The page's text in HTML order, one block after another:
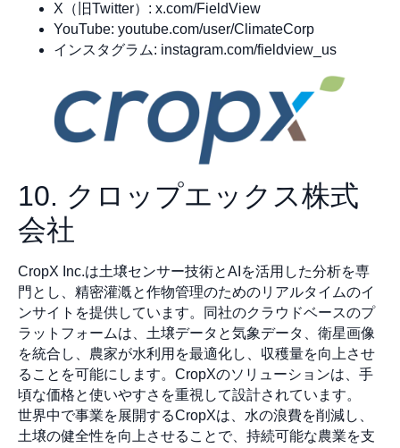
X（旧Twitter）: x.com/FieldView
YouTube: youtube.com/user/ClimateCorp
インスタグラム: instagram.com/fieldview_us
10. クロップエックス株式
会社
CropX Inc.は土壌センサー技術とAIを活用した分析を専
門とし、精密灌漑と作物管理のためのリアルタイムのイ
ンサイトを提供しています。同社のクラウドベースのプ
ラットフォームは、土壌データと気象データ、衛星画像
を統合し、農家が水利用を最適化し、収穫量を向上させ
ることを可能にします。CropXのソリューションは、手
頃な価格と使いやすさを重視して設計されています。
世界中で事業を展開するCropXは、水の浪費を削減し、
土壌の健全性を向上させることで、持続可能な農業を支